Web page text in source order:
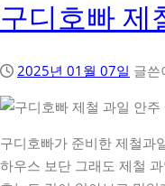
구디호빠 제
2025년 01월 07일 글쓴
구디호빠가 준비한 제철과
하우스 보단 그래도 제철